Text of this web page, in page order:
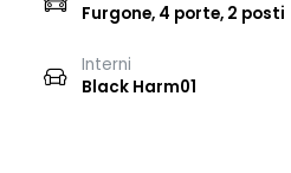
Furgone, 4 porte, 2 posti
Interni
Black Harm01